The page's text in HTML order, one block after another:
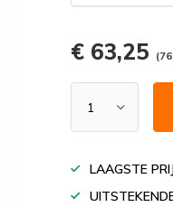
€ 63,25
LAAGSTE